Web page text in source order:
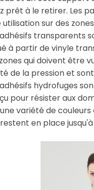
prêt à le retirer. Les
sur des
transparents
à partir de vinyle
qui doivent être
de la pression et
hydrofuges
pour résister aux
variété de
en place